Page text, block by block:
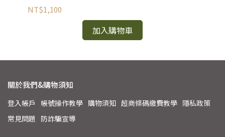
NT$1,100
加入購物車
關於我們&購物須知
登入帳戶 帳號操作教學 購物須知 超商條碼繳費教學 隱私政策
常見問題 防詐騙宣導